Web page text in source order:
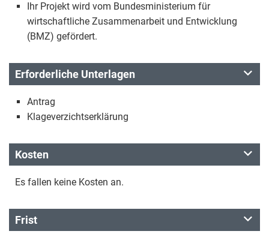
Ihr Projekt wird vom Bundesministerium für
wirtschaftliche Zusammenarbeit und Entwicklung
(BMZ) gefördert.
Erforderliche Unterlagen
Antrag
Klageverzichtserklärung
Kosten
Es fallen keine Kosten an.
Frist